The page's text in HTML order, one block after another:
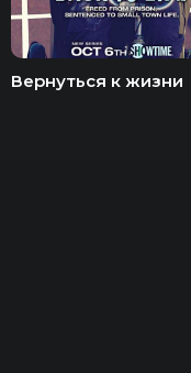
Вернуться к жизни